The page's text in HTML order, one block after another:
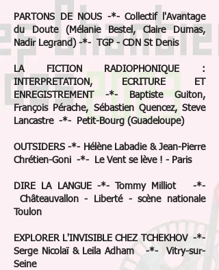
PARTONS DE NOUS -*- Collectif l'Avantage
du Doute (Mélanie Bestel, Claire Dumas,
Nadir Legrand) -*- TGP - CDN St Denis
LA FICTION RADIOPHONIQUE :
INTERPRETATION, ECRITURE ET
ENREGISTREMENT -*- Baptiste Guiton,
François Pérache, Sébastien Quencez, Steve
Lancastre -*- Petit-Bourg (Guadeloupe)
OUTSIDERS -*- Hélène Labadie & Jean-Pierre
Chrétien-Goni -*- Le Vent se lève ! - Paris
DIRE LA LANGUE -*- Tommy Milliot -*-
Châteauvallon - Liberté - scène nationale
Toulon
EXPLORER L'INVISIBLE CHEZ TCHEKHOV -*-
Serge Nicolaï & Leila Adham -*- Vitry-sur-
Seine